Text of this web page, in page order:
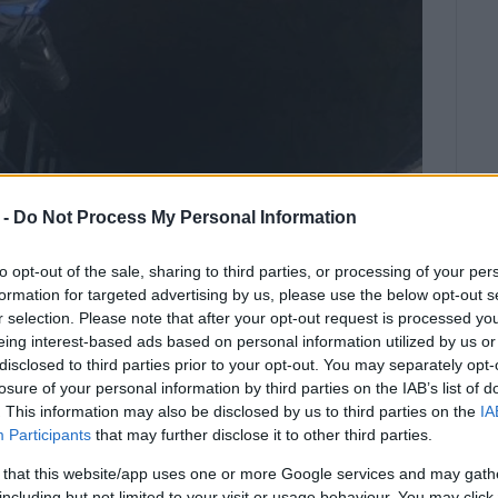
Do Not Process My Personal Information
opt-out of the sale, sharing to third parties, or processing of your
for targeted advertising by us, please use the below opt-out
selection. Please note that after your opt-out request is processed
interest-based ads based on personal information utilized by us
to third parties prior to your opt-out. You may separately
of your personal information by third parties on the IAB’s list of
This information may also be disclosed by us to third parties on the
Participants that may further disclose it to other third parties.
that this website/app uses one or more Google services and may
τις αισθήσεις της.
έπεσε σε πηγάδι βάθους περίπου πέντε
Αγ. Γεωργίου Αργυράδων έλαβε η πυροσβεστική